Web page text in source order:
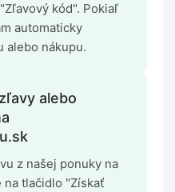
kód". Pokiaľ
automaticky
alebo nákupu.
alebo
z našej ponuky na
na tlačidlo "Získať